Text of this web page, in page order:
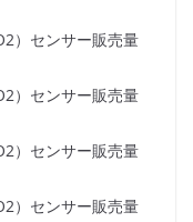
）センサー販売量
）センサー販売量
）センサー販売量
）センサー販売量